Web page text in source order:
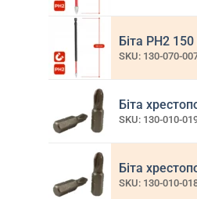
Біта РН2
SKU: 130-070-
Біта
SKU: 130-010-
Біта
SKU: 130-010-